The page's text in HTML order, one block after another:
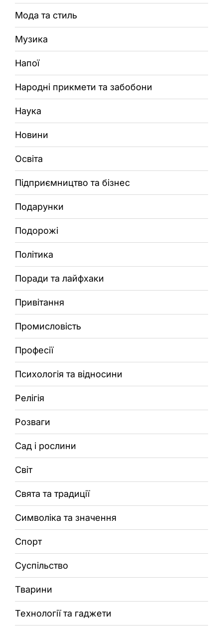
Мода та стиль
Музика
Напої
Народні прикмети та забобони
Наука
Новини
Освіта
Підприємництво та бізнес
Подарунки
Подорожі
Політика
Поради та лайфхаки
Привітання
Промисловість
Професії
Психологія та відносини
Релігія
Розваги
Сад і рослини
Світ
Свята та традиції
Символіка та значення
Спорт
Суспільство
Тварини
Технології та гаджети